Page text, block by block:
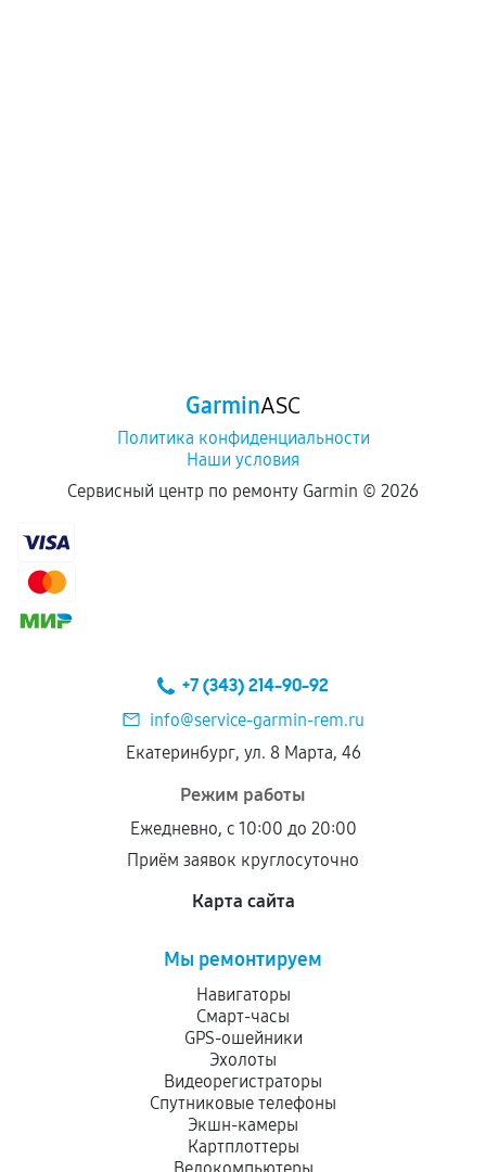
GarminASC
Политика конфиденциальности
Наши условия
Сервисный центр по ремонту Garmin © 2026
+7 (343) 214-90-92
info@service-garmin-rem.ru
Екатеринбург, ул. 8 Марта, 46
Режим работы
Ежедневно, с 10:00 до 20:00
Приём заявок круглосуточно
Карта сайта
Мы ремонтируем
Навигаторы
Смарт-часы
GPS-ошейники
Эхолоты
Видеорегистраторы
Спутниковые телефоны
Экшн-камеры
Картплоттеры